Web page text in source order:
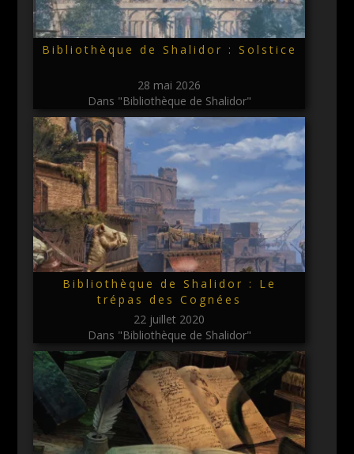
Bibliothèque de Shalidor : Solstice
28 mai 2026
Dans "Bibliothèque de Shalidor"
Bibliothèque de Shalidor : Le
trépas des Cognées
22 juillet 2020
Dans "Bibliothèque de Shalidor"